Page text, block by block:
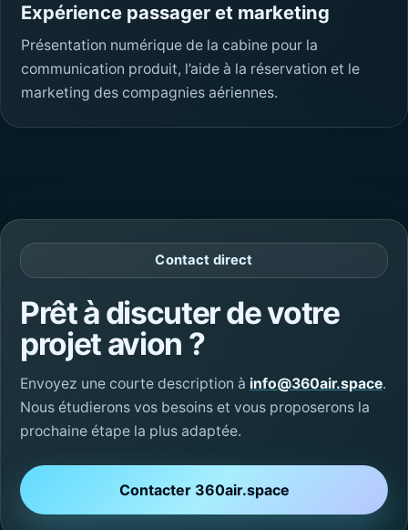
Expérience passager et marketing
Présentation numérique de la cabine pour la
communication produit, l’aide à la réservation et le
marketing des compagnies aériennes.
Contact direct
Prêt à discuter de votre
projet avion ?
Envoyez une courte description à info@360air.space.
Nous étudierons vos besoins et vous proposerons la
prochaine étape la plus adaptée.
Contacter 360air.space